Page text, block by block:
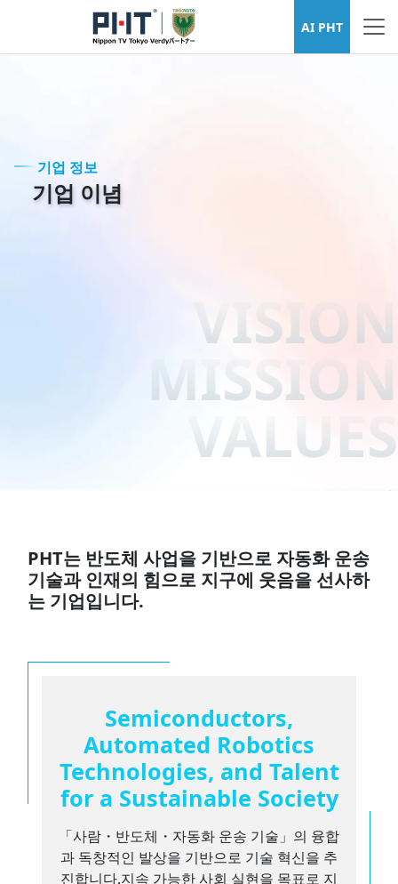
AI PHT
기업 정보
기업 이념
VISION
MISSION
VALUES
PHT는 반도체 사업을 기반으로 자동화 운송
기술과 인재의 힘으로 지구에 웃음을 선사하
는 기업입니다.
Semiconductors,
Automated Robotics
Technologies, and Talent
for a Sustainable Society
「사람・반도체・자동화 운송 기술」의 융합
과 독창적인 발상을 기반으로 기술 혁신을 추
진합니다.지속 가능한 사회 실현을 목표로 지